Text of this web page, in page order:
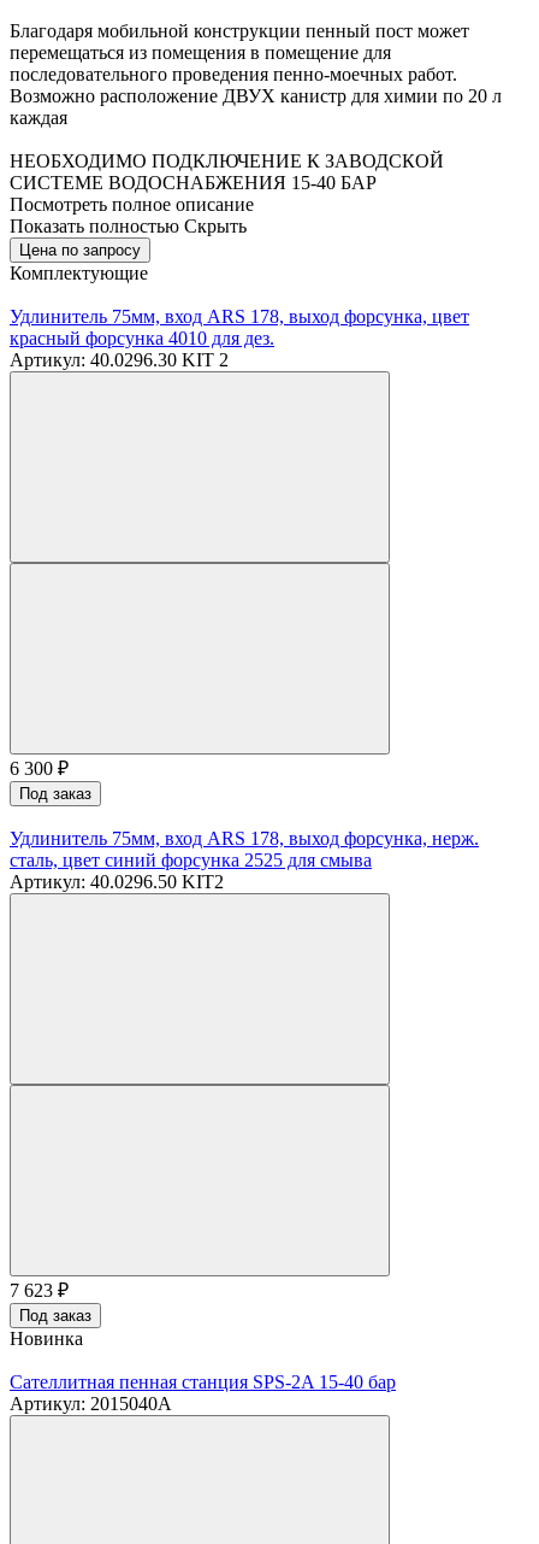
Благодаря мобильной конструкции пенный пост может
перемещаться из помещения в помещение для
последовательного проведения пенно-моечных работ.
Возможно расположение ДВУХ канистр для химии по 20 л
каждая
НЕОБХОДИМО ПОДКЛЮЧЕНИЕ К ЗАВОДСКОЙ
СИСТЕМЕ ВОДОСНАБЖЕНИЯ 15-40 БАР
Посмотреть полное описание
Показать полностью Скрыть
Цена по запросу
Комплектующие
Удлинитель 75мм, вход ARS 178, выход форсунка, цвет
красный форсунка 4010 для дез.
Артикул: 40.0296.30 KIT 2
6 300 ₽
Под заказ
Удлинитель 75мм, вход ARS 178, выход форсунка, нерж.
сталь, цвет синий форсунка 2525 для смыва
Артикул: 40.0296.50 KIT2
7 623 ₽
Под заказ
Новинка
Сателлитная пенная станция SPS-2A 15-40 бар
Артикул: 2015040A